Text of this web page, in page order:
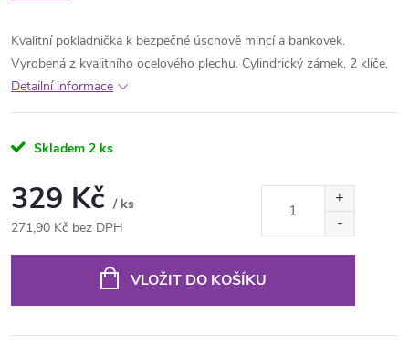
Kvalitní pokladnička k bezpečné úschově mincí a bankovek.
Vyrobená z kvalitního ocelového plechu. Cylindrický zámek, 2 klíče.
Detailní informace
Skladem 2 ks
329 Kč / ks
271,90 Kč bez DPH
VLOŽIT DO KOŠÍKU